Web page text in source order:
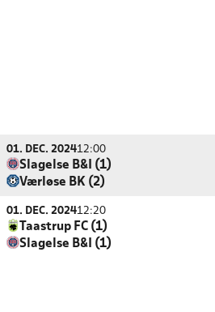
01. DEC. 202412:00
Slagelse B&I (1)
Værløse BK (2)
01. DEC. 202412:20
Taastrup FC (1)
Slagelse B&I (1)